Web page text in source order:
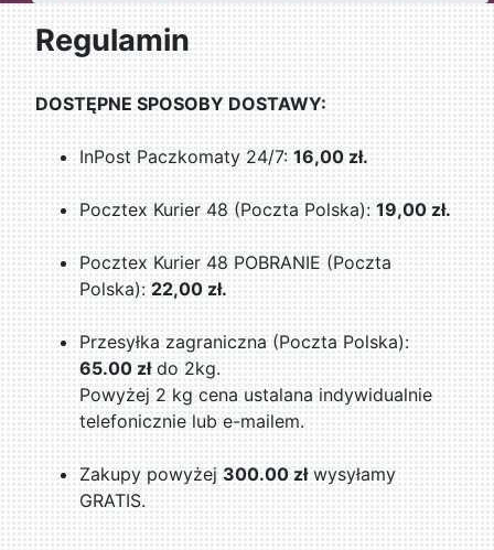
Regulamin
DOSTĘPNE SPOSOBY DOSTAWY:
InPost Paczkomaty 24/7:16,00 zł.
Pocztex Kurier 48 (Poczta Polska):19,00 zł.
Pocztex Kurier 48 POBRANIE (Poczta
Polska):22,00 zł.
Przesyłka zagraniczna (Poczta Polska):
65.00 złdo 2kg.
Powyżej 2 kg cena ustalana indywidualnie
telefonicznie lub e-mailem.
Zakupy powyżej 300.00 złwysyłamy
GRATIS.